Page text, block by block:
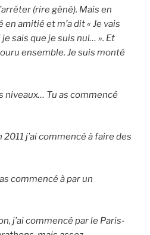
(rire gêné). Mais en
amitié et m’a dit « Je vais
sais que je suis nul… ». Et
ensemble. Je suis monté
niveaux… Tu as commencé
2011 j’ai commencé à faire des
commencé à par un
j’ai commencé par le Paris-